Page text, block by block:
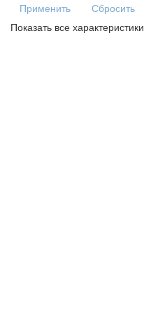
Применить
Сбросить
Показать все характеристики